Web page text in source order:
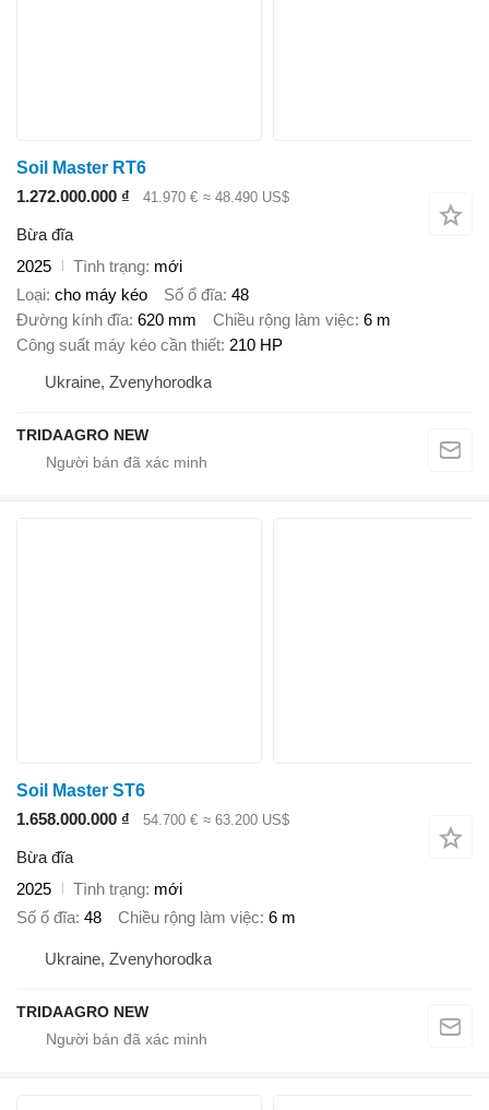
Soil Master RT6
1.272.000.000 ₫
41.970 € ≈ 48.490 US$
Bừa đĩa
2025
Tình trạng mới
Loại cho máy kéo Số ổ đĩa 48
Đường kính đĩa 620 mm Chiều rộng làm việc 6 m
Công suất máy kéo cần thiết 210 HP
Ukraine, Zvenyhorodka
TRIDAAGRO NEW
Soil Master ST6
1.658.000.000 ₫
54.700 € ≈ 63.200 US$
Bừa đĩa
2025
Tình trạng mới
Số ổ đĩa 48 Chiều rộng làm việc 6 m
Ukraine, Zvenyhorodka
TRIDAAGRO NEW